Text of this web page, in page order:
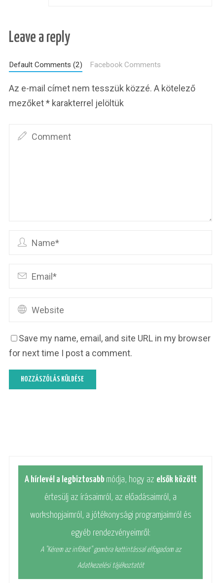
Leave a reply
Default Comments (2) Facebook Comments
Az e-mail címet nem tesszük közzé. A kötelező
mezőket* karakterrel jelöltük
Save my name, email, and site URL in my browser
for next time I post a comment.
A hírlevél a legbiztosabb módja, hogy az elsők között
értesülj az írásaimról, az előadásaimról, a
workshopjaimról, a jótékonysági programjaimról és
egyéb rendezvényeimről:
A "Kérem az infókat" gombra kattintással elfogadom az
Adatkezelési tájékoztatót